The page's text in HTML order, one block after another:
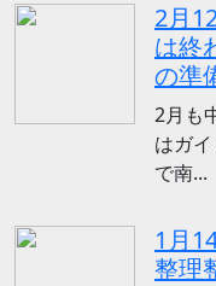
2月
は終
の準
2月も
はガ
で南...
1月
整理